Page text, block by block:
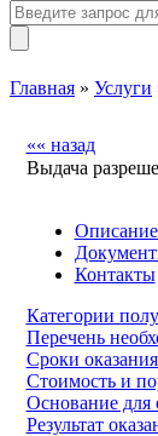
Главная » Услуги
«« назад
Выдача
Контакты
Категории
Перечень
Сроки
Стоимость и
Основание для
Результат